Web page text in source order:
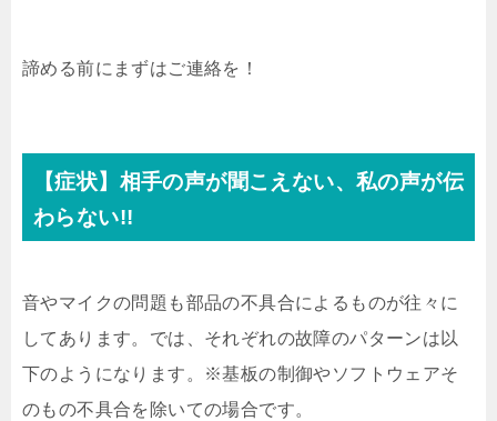
諦める前にまずはご連絡を！
【症状】相手の声が聞こえない、私の声が伝
わらない!!
音やマイクの問題も部品の不具合によるものが往々に
してあります。では、それぞれの故障のパターンは以
下のようになります。※基板の制御やソフトウェアそ
のもの不具合を除いての場合です。